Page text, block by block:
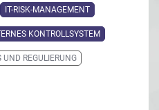
IT-RISK-MANAGEMENT
KONTROLLSYSTEM
UND REGULIERUNG